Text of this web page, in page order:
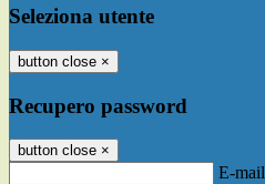
Seleziona utente
button close ×
Recupero password
button close ×
E-mail